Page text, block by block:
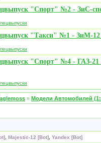
"Спорт" №2 - ЗиС-
"Такси" №1 - ЗиМ-12
"Спорт" №4 - ГАЗ-21
» Модели Автомобилей
Majestic-12 [Bot] Yandex [Bot]